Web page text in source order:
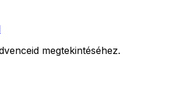
megtekintéséhez.